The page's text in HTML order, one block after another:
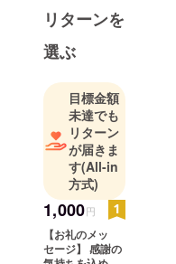
しておりま
す。
願いします✨
リターンを
選ぶ
目標金額
未達でも
リターン
が届きま
す(All-in
方式)
1,000円
【お礼のメッ
セージ】 感謝の